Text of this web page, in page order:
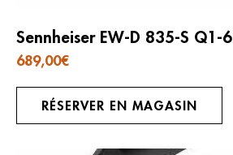
Sennheiser EW-D 835-S Q1-6
689,00€
RÉSERVER EN MAGASIN